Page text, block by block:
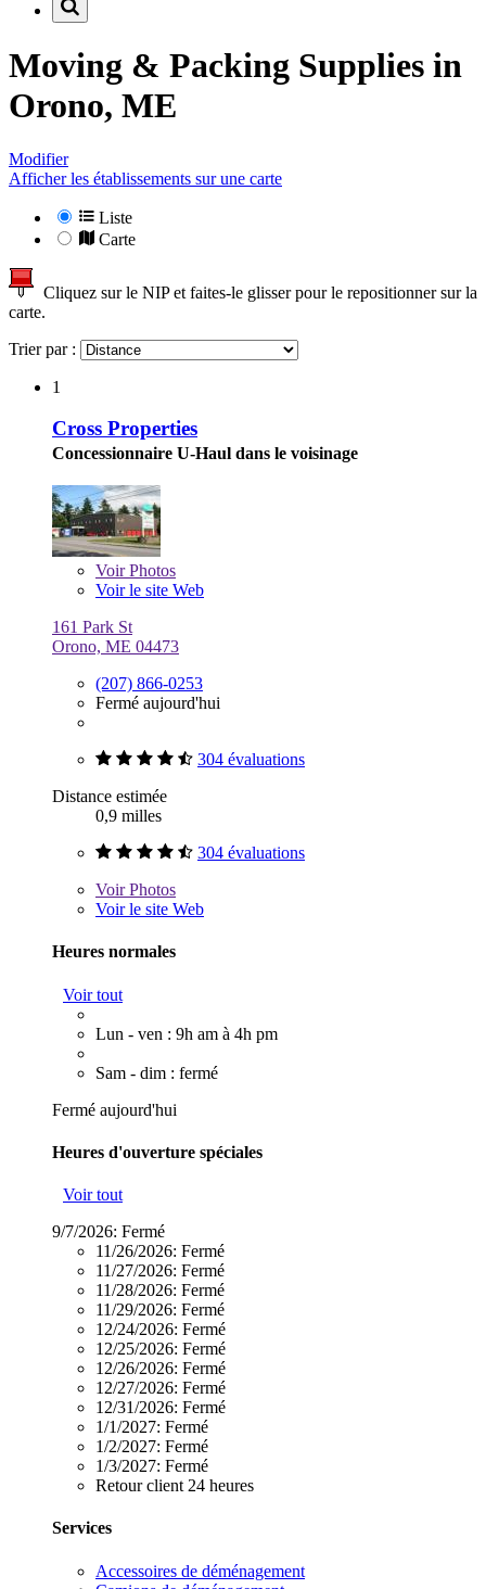
Moving & Packing Supplies in
Orono, ME
Modifier
Afficher les établissements sur une carte
Liste
Carte
Cliquez sur le NIP et faites-le glisser pour le repositionner sur la
carte.
Trier par :
1
Cross Properties
Concessionnaire U-Haul dans le voisinage
VoirPhotos
Voir le site Web
161 Park St
Orono, ME 04473
(207) 866-0253
Fermé aujourd'hui
304 évaluations
Distance estimée
0,9 milles
304 évaluations
VoirPhotos
Voir le site Web
Heures normales
Voir tout
Lun - ven : 9h am à 4h pm
Sam - dim : fermé
Fermé aujourd'hui
Heures d'ouverture spéciales
Voir tout
9/7/2026: Fermé
11/26/2026: Fermé
11/27/2026: Fermé
11/28/2026: Fermé
11/29/2026: Fermé
12/24/2026: Fermé
12/25/2026: Fermé
12/26/2026: Fermé
12/27/2026: Fermé
12/31/2026: Fermé
1/1/2027: Fermé
1/2/2027: Fermé
1/3/2027: Fermé
Retour client 24 heures
Services
Accessoires de déménagement